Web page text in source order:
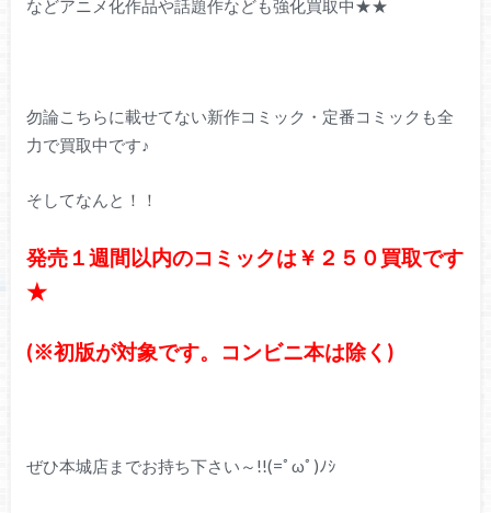
などアニメ化作品や話題作なども強化買取中★★
勿論こちらに載せてない新作コミック・定番コミックも全
力で買取中です♪
そしてなんと！！
発売１週間以内のコミックは￥２５０買取です
★
(※初版が対象です。コンビニ本は除く)
ぜひ本城店までお持ち下さい～!!(=ﾟωﾟ)ﾉｼ